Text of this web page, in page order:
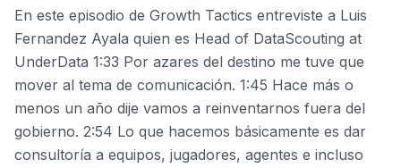
En este episodio de Growth Tactics entreviste a Luis
Fernandez Ayala quien es Head of DataScouting at
UnderData 1:33 Por azares del destino me tuve que
mover al tema de comunicación. 1:45 Hace más o
menos un año dije vamos a reinventarnos fuera del
gobierno. 2:54 Lo que hacemos básicamente es dar
consultoría a equipos, jugadores, agentes e incluso